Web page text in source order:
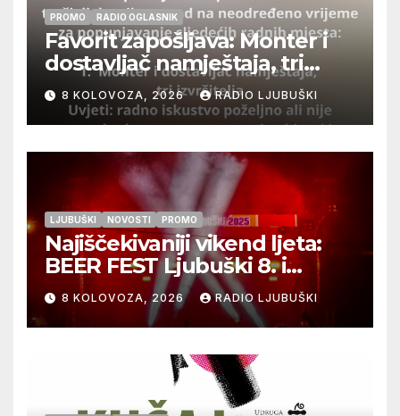
PROMO RADIO OGLASNIK
Favorit zapošljava: Monter i
dostavljač namještaja, tri
izvršitelja
8 KOLOVOZA, 2026 RADIO LJUBUŠKI
LJUBUŠKI NOVOSTI PROMO
Najiščekivaniji vikend ljeta:
BEER FEST Ljubuški 8. i
9.kolovoza
8 KOLOVOZA, 2026 RADIO LJUBUŠKI